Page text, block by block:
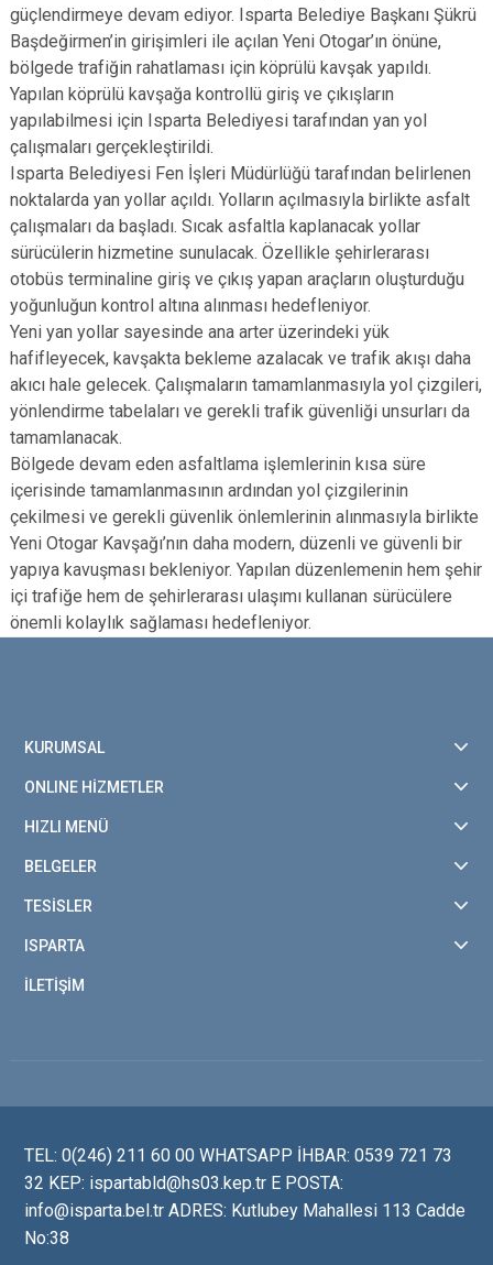
güçlendirmeye devam ediyor. Isparta Belediye Başkanı Şükrü
Başdeğirmen’in girişimleri ile açılan Yeni Otogar’ın önüne,
bölgede trafiğin rahatlaması için köprülü kavşak yapıldı.
Yapılan köprülü kavşağa kontrollü giriş ve çıkışların
yapılabilmesi için Isparta Belediyesi tarafından yan yol
çalışmaları gerçekleştirildi.
Isparta Belediyesi Fen İşleri Müdürlüğü tarafından belirlenen
noktalarda yan yollar açıldı. Yolların açılmasıyla birlikte asfalt
çalışmaları da başladı. Sıcak asfaltla kaplanacak yollar
sürücülerin hizmetine sunulacak. Özellikle şehirlerarası
otobüs terminaline giriş ve çıkış yapan araçların oluşturduğu
yoğunluğun kontrol altına alınması hedefleniyor.
Yeni yan yollar sayesinde ana arter üzerindeki yük
hafifleyecek, kavşakta bekleme azalacak ve trafik akışı daha
akıcı hale gelecek. Çalışmaların tamamlanmasıyla yol çizgileri,
yönlendirme tabelaları ve gerekli trafik güvenliği unsurları da
tamamlanacak.
Bölgede devam eden asfaltlama işlemlerinin kısa süre
içerisinde tamamlanmasının ardından yol çizgilerinin
çekilmesi ve gerekli güvenlik önlemlerinin alınmasıyla birlikte
Yeni Otogar Kavşağı’nın daha modern, düzenli ve güvenli bir
yapıya kavuşması bekleniyor. Yapılan düzenlemenin hem şehir
içi trafiğe hem de şehirlerarası ulaşımı kullanan sürücülere
önemli kolaylık sağlaması hedefleniyor.
KURUMSAL
ONLINE HİZMETLER
HIZLI MENÜ
BELGELER
TESİSLER
ISPARTA
İLETİŞİM
TEL: 0(246) 211 60 00 WHATSAPP İHBAR: 0539 721 73
32 KEP: ispartabld@hs03.kep.tr E POSTA:
info@isparta.bel.tr ADRES: Kutlubey Mahallesi 113 Cadde
No:38